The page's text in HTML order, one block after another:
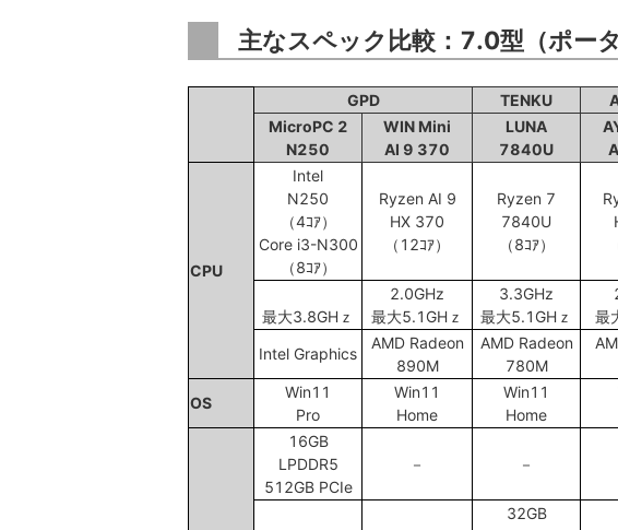
主なスペック比較：7.0型（ポー
GPD TENKU
MicroPC 2
N250
WIN Mini
AI 9 370
LUNA
7840U
CPU
Intel
N250
（4ｺｱ）
Core i3-N300
（8ｺｱ）
Ryzen AI 9
HX 370
（12ｺｱ）
Ryzen 7
7840U
（8ｺｱ）
最大3.8GHｚ
2.0GHz
最大5.1GHｚ
3.3GHz
最大5.1GHｚ
最
Intel Graphics
AMD Radeon
890M
AMD Radeon
780M
OS
Win11
Pro
Win11
Home
Win11
Home
16GB
LPDDR5
512GB PCIe
－ －
32GB